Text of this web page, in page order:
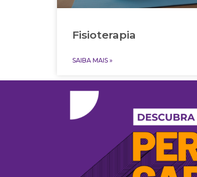
Fisioterapia
SAIBA MAIS »